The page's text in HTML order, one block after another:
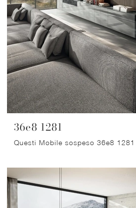
36e8 1281